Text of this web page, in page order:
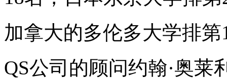
加拿大的多伦多大学排
QS公司的顾问约翰·奥莱